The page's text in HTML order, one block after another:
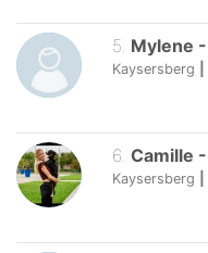
5 Mylene -
Kaysersberg
6. Camille -
Kaysersberg